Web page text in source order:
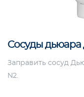
Сосуды дьюара
Заправить сосуд
N2.